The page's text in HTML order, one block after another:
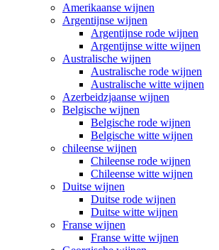
Amerikaanse wijnen
Argentijnse wijnen
Argentijnse rode wijnen
Argentijnse witte wijnen
Australische wijnen
Australische rode wijnen
Australische witte wijnen
Azerbeidzjaanse wijnen
Belgische wijnen
Belgische rode wijnen
Belgische witte wijnen
chileense wijnen
Chileense rode wijnen
Chileense witte wijnen
Duitse wijnen
Duitse rode wijnen
Duitse witte wijnen
Franse wijnen
Franse witte wijnen